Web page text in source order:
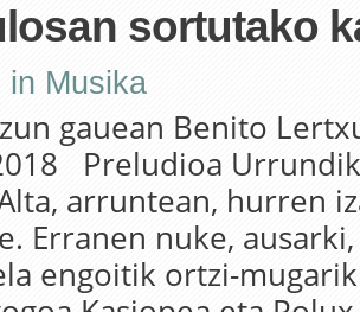
sortutako
in Musika
gauean Benito
Preludioa
arruntean, hurren
Erranen nuke,
engoitik ortzi-